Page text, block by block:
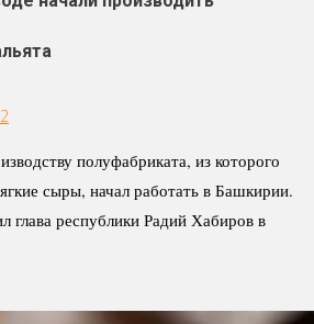
полуфабриката, из которого
сыры, начал работать в Башкирии.
республики Радий Хабиров в